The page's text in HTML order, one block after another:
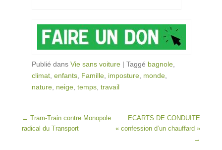
Publié dans Vie sans voiture | Taggé bagnole,
climat, enfants, Famille, imposture, monde,
nature, neige, temps, travail
Post navigation
← Tram-Train contre Monopole
radical du Transport
ECARTS DE CONDUITE
« confession d’un chauffard »
→